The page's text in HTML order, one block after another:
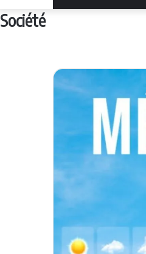
Société